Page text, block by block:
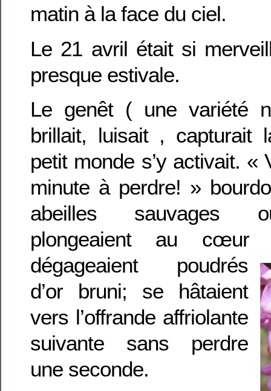
matin à la face du ciel.
Le 21 avril était si
presque estivale.
Le genêt ( une variété
brillait, luisait , capturait
petit monde s’y activait. «
minute à perdre! »
abeilles sauvages
plongeaient au cœur
dégageaient poudrés
d’or bruni; se hâtaient
vers l’offrande affriolante
suivante sans perdre
une seconde.